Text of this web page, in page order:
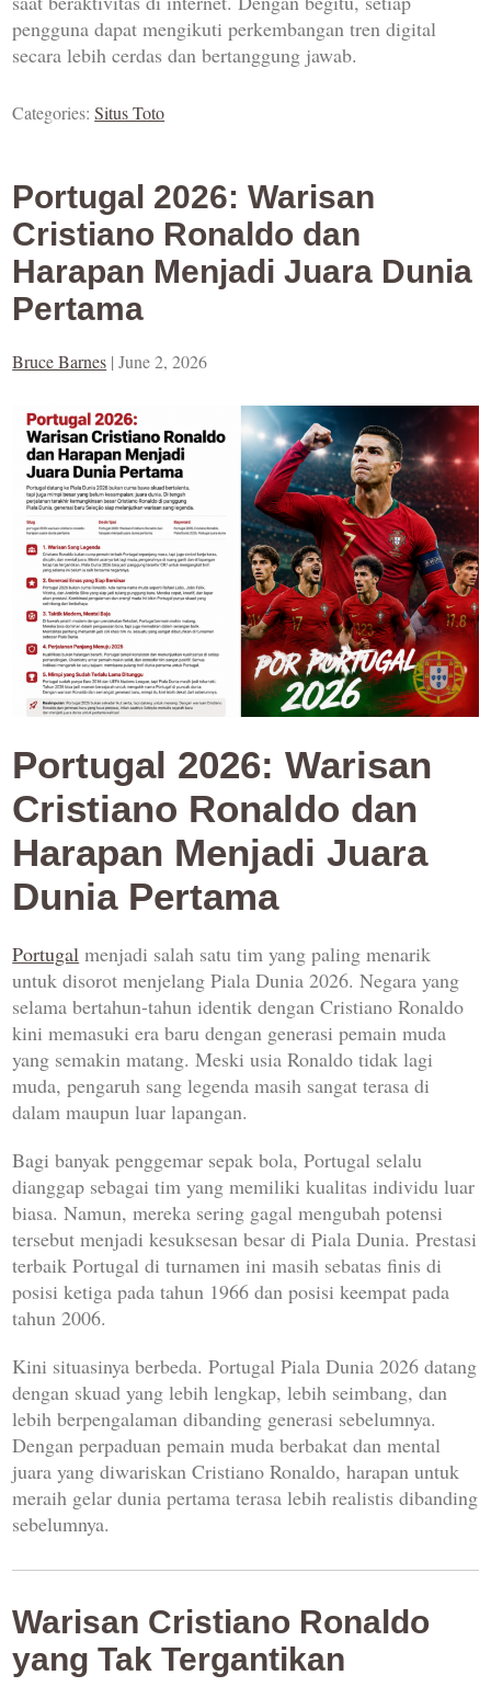
pengguna dapat mengikuti perkembangan tren digital
secara lebih cerdas dan bertanggung jawab.
Categories:Situs Toto
Portugal 2026: Warisan
Cristiano Ronaldo dan
Harapan Menjadi Juara Dunia
Pertama
Bruce Barnes |June 2, 2026
Portugal 2026: Warisan
Cristiano Ronaldo dan
Harapan Menjadi Juara
Dunia Pertama
Portugal menjadi salah satu tim yang paling menarik
untuk disorot menjelang Piala Dunia 2026. Negara yang
selama bertahun-tahun identik dengan Cristiano Ronaldo
kini memasuki era baru dengan generasi pemain muda
yang semakin matang. Meski usia Ronaldo tidak lagi
muda, pengaruh sang legenda masih sangat terasa di
dalam maupun luar lapangan.
Bagi banyak penggemar sepak bola, Portugal selalu
dianggap sebagai tim yang memiliki kualitas individu luar
biasa. Namun, mereka sering gagal mengubah potensi
tersebut menjadi kesuksesan besar di Piala Dunia. Prestasi
terbaik Portugal di turnamen ini masih sebatas finis di
posisi ketiga pada tahun 1966 dan posisi keempat pada
tahun 2006.
Kini situasinya berbeda. Portugal Piala Dunia 2026 datang
dengan skuad yang lebih lengkap, lebih seimbang, dan
lebih berpengalaman dibanding generasi sebelumnya.
Dengan perpaduan pemain muda berbakat dan mental
juara yang diwariskan Cristiano Ronaldo, harapan untuk
meraih gelar dunia pertama terasa lebih realistis dibanding
sebelumnya.
Warisan Cristiano Ronaldo
yang Tak Tergantikan